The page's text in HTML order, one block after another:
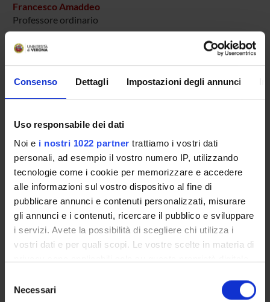
Consenso Dettagli Impostazioni degli annunci
Uso responsabile dei dati
Noi e i nostri 1022 partner trattiamo i vostri dati
personali, ad esempio il vostro numero IP, utilizzando
tecnologie come i cookie per memorizzare e accedere
alle informazioni sul vostro dispositivo al fine di
pubblicare annunci e contenuti personalizzati, misurare
gli annunci e i contenuti, ricercare il pubblico e sviluppare
i servizi. Avete la possibilità di scegliere chi utilizza i
vostri dati e per quali scopi. Le vostre scelte in materia di
modificare o revocare il proprio consenso in qualsiasi
delNecessari
Francesco Amaddeo
Professore ordinario
AREE DI RICERCA COINVOLTE DAL PROGETTO
SEZIONI
Psichiatria
ATTIVITÀ
GRUPPI DI RICERCA
SEZIONI